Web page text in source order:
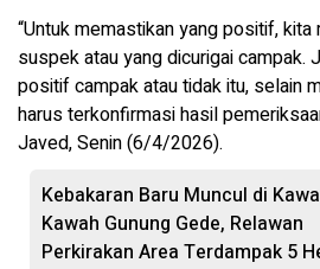
“Untuk memastikan yang positif,
suspek atau yang dicurigai campak.
positif campak atau tidak itu, selain
harus terkonfirmasi hasil
Javed, Senin (6/4/2026).
Kebakaran Baru Muncul di
Kawah Gunung Gede, Relawan
Perkirakan Area Terdampak 5